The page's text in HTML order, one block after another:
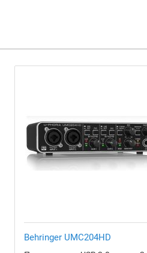
Behringer UMC204HD